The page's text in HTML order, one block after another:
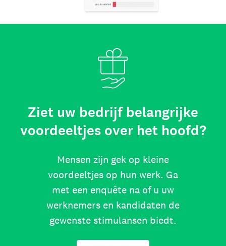
Ziet uw bedrijf belangrijke
voordeeltjes over het hoofd?
Mensen zijn gek op kleine
voordeeltjes op hun werk. Ga
met een enquête na of u uw
werknemers en kandidaten de
gewenste stimulansen biedt.